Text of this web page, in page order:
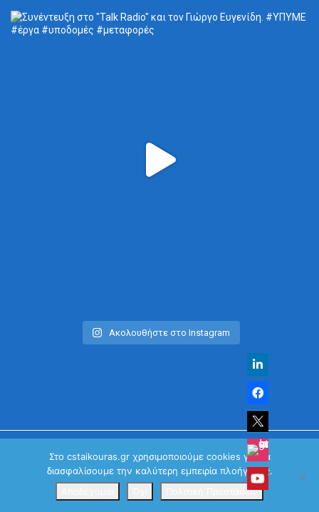
Ακολουθήστε στο Instagram
© Χρήστος Σταϊκούρας | All Rights Reserved 2026
Κανονισμός Προστασίας Προσωπικών Δεδομένων
Στο cstaikouras.gr χρησιμοποιούμε cookies για να
διασφαλίσουμε την καλύτερη εμπειρία πλοήγησης.
Πολιτική Προστασίας